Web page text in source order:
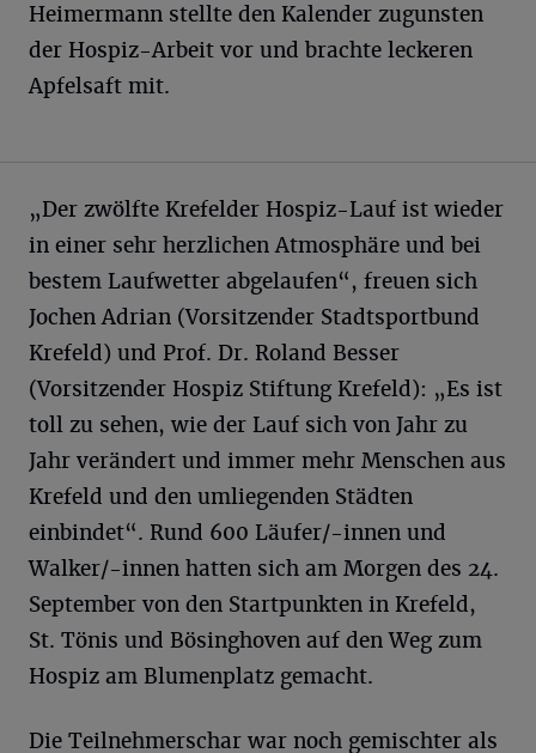
Heimermann stellte den Kalender zugunsten
der Hospiz-Arbeit vor und brachte leckeren
Apfelsaft mit.
„Der zwölfte Krefelder Hospiz-Lauf ist wieder
in einer sehr herzlichen Atmosphäre und bei
bestem Laufwetter abgelaufen“, freuen sich
Jochen Adrian (Vorsitzender Stadtsportbund
Krefeld) und Prof. Dr. Roland Besser
(Vorsitzender Hospiz Stiftung Krefeld): „Es ist
toll zu sehen, wie der Lauf sich von Jahr zu
Jahr verändert und immer mehr Menschen aus
Krefeld und den umliegenden Städten
einbindet“. Rund 600 Läufer/-innen und
Walker/-innen hatten sich am Morgen des 24.
September von den Startpunkten in Krefeld,
St. Tönis und Bösinghoven auf den Weg zum
Hospiz am Blumenplatz gemacht.
Die Teilnehmerschar war noch gemischter als